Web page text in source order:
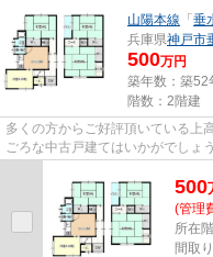
山陽本線 「 垂
兵庫県神戸市
500万円
築年数：築52
階数：2階建
多くの方からご好評頂いている上
ごろな中古戸建てはいかがでしょ
500
(管理
所在
間取